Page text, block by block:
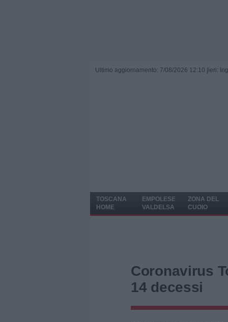
Ultimo aggiornamento: 7/08/2026 12:10 | ieri:
TOSCANA
HOME
EMPOLESE
VALDELSA
ZONA DEL
CUOIO
Coronavirus
14 decessi